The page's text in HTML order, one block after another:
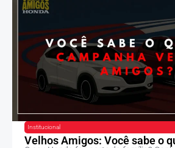
Institucional
Velhos Amigos: Você sabe o